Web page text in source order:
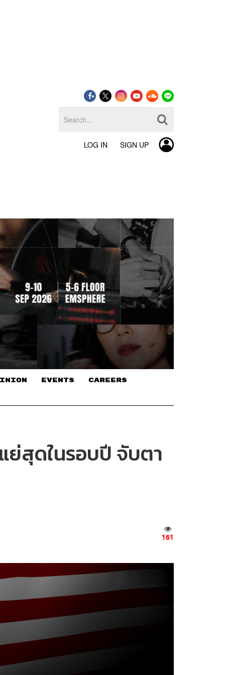
LOG IN SIGN UP
EVENTS CAREERS
สุดในรอบปี จับตา
161